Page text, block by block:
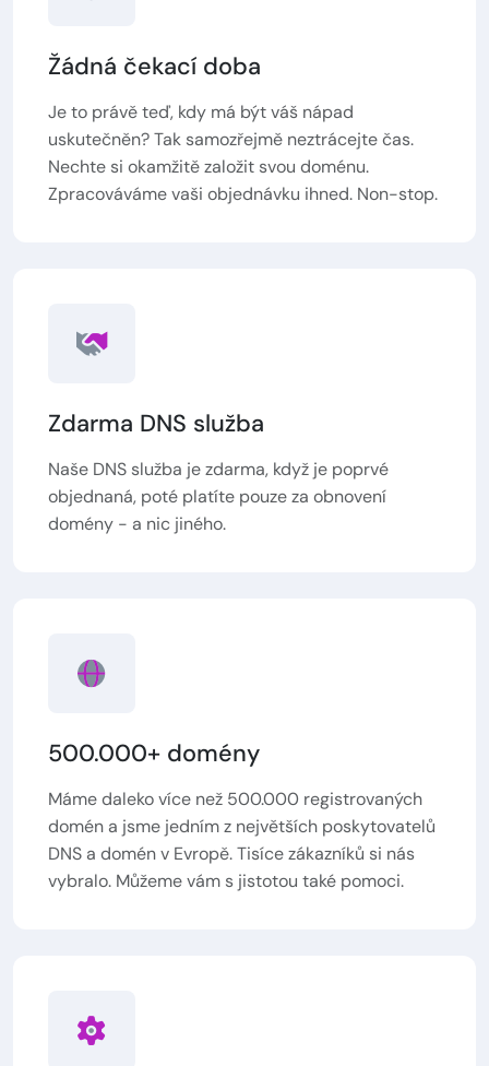
Žádná čekací doba
Je to právě teď, kdy má být váš nápad
uskutečněn? Tak samozřejmě neztrácejte čas.
Nechte si okamžitě založit svou doménu.
Zpracováváme vaši objednávku ihned. Non-stop.
Zdarma DNS služba
Naše DNS služba je zdarma, když je poprvé
objednaná, poté platíte pouze za obnovení
domény - a nic jiného.
500.000+ domény
Máme daleko více než 500.000 registrovaných
domén a jsme jedním z největších poskytovatelů
DNS a domén v Evropě. Tisíce zákazníků si nás
vybralo. Můžeme vám s jistotou také pomoci.